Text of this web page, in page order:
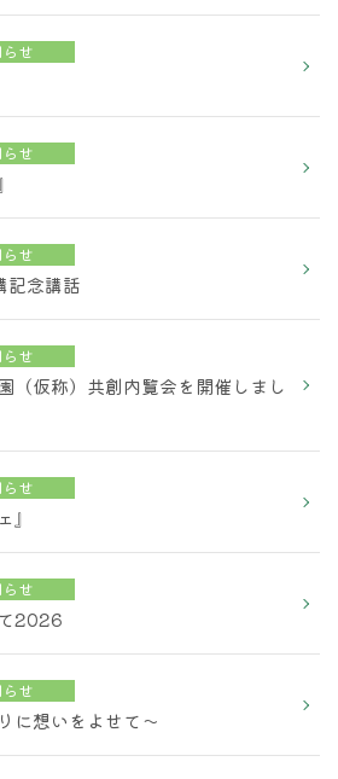
せ
せ
せ
記念講話
せ
（仮称）共創内覧会を開催しまし
せ
』
せ
2026
せ
に想いをよせて～